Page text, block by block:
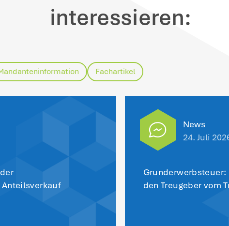
: Im Ergebnis wird damit die
Hinweise: Soweit das BMF ausführt, dass
Bescheinigung anregen und um Erteilung
welche Rechtsbehelfe der Unternehmer
Verfahrensrecht kennt nur
oder Bitten.
Die Umsatzsteuerfreiheit für
Umsatzsteuerfreiheit geht dem